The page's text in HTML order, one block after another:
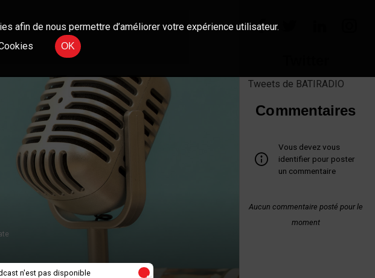
Tweets de BATIRADIO
Commentaires
Vous devez vous
identifier pour poster
un commentaire
Aucun commentaire posté pour le
moment
afin de nous permettre d’améliorer votre expérience utilisateur.
OK
n'est pas disponible